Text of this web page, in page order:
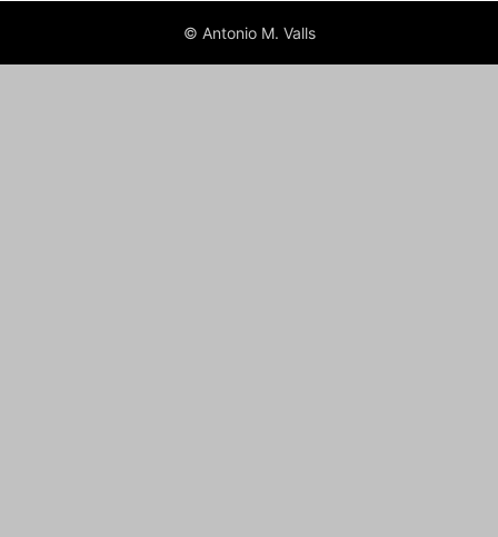
© Antonio M. Valls